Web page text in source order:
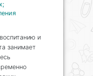
и
занимает